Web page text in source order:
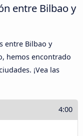
entre Bilbao y
entre Bilbao y
hemos encontrado
¡Vea las
4:00